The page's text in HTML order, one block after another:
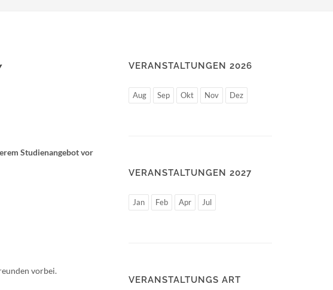
Studienangebot vor
vorbei.
VERANSTALTUNGEN 2026
Aug Sep Okt Nov Dez
VERANSTALTUNGEN 2027
Jan Feb Apr Jul
VERANSTALTUNGS ART